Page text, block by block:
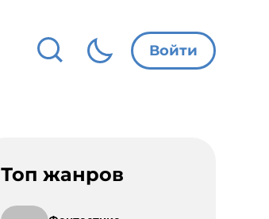
Войти
Топ жанров